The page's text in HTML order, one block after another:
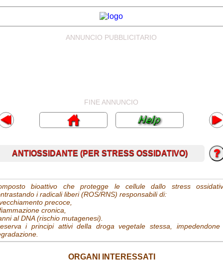
ANNUNCIO PUBBLICITARIO
FINE ANNUNCIO
ANTIOSSIDANTE (PER STRESS OSSIDATIVO)
bioattivo che protegge le cellule dallo stress
i radicali liberi (ROS/RNS) responsabili di:
precoce,
cronica,
al DNA (rischio mutagenesi).
i principi attivi della droga vegetale stessa, impedendone
ORGANI INTERESSATI